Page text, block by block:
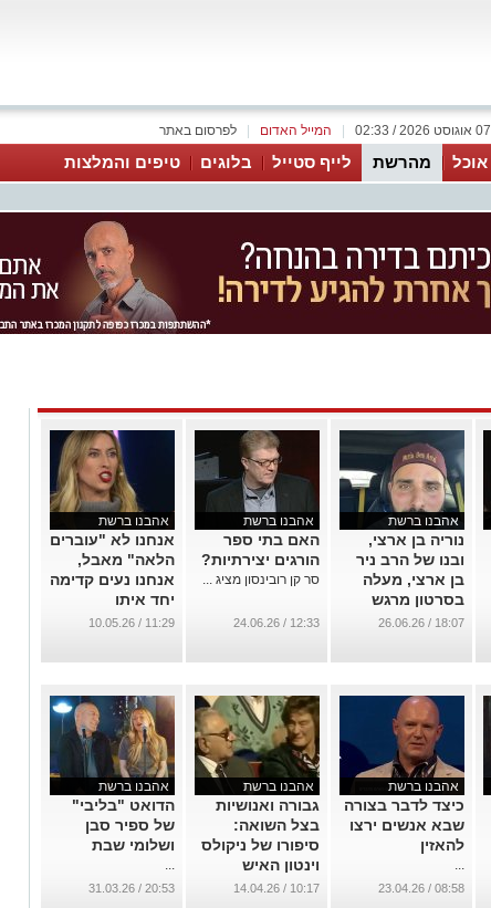
לפרסום באתר המייל האדום 07 אוגוסט 2026 / 02:33
אוכל מהרשת לייף סטייל בלוגים טיפים והמלצות
אהבנו ברשת
נוריה בן ארצי,
ובנו של הרב ניר
בן ארצי, מעלה
בסרטון מרגש
במיוחד את סוגיית
לצה"ל
18:07 / 26.06.26
אהבנו ברשת
האם בתי ספר
הורגים יצירתיות?
סר קן רובינסון מציג ...
12:33 / 24.06.26
אהבנו ברשת
אנחנו לא "עוברים
הלאה" מאבל,
אנחנו נעים קדימה
יחד איתו
...
11:29 / 10.05.26
אהבנו ברשת
כיצד לדבר בצורה
שבא אנשים ירצו
להאזין
...
08:58 / 23.04.26
אהבנו ברשת
גבורה ואנושיות
בצל השואה:
סיפורו של ניקולס
וינטון האיש
שהציל 669 ילדים
10:17 / 14.04.26
אהבנו ברשת
הדואט "בליבי"
של ספיר סבן
ושלומי שבת
...
20:53 / 31.03.26